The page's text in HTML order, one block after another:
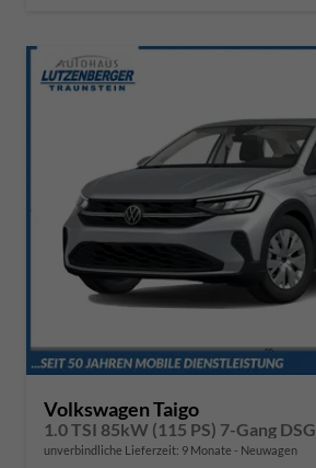
Volkswagen Taigo
1.0 TSI 85kW (115 PS) 7-Gang DSG
unverbindliche Lieferzeit: 9 Monate Neuwagen